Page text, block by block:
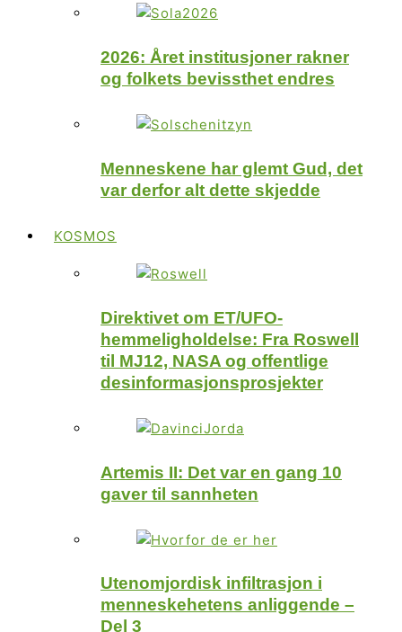
2026: Året institusjoner rakner
og folkets bevissthet endres
Menneskene har glemt Gud, det
var derfor alt dette skjedde
KOSMOS
Direktivet om ET/UFO-
hemmeligholdelse: Fra Roswell
til MJ12, NASA og offentlige
desinformasjonsprosjekter
Artemis II: Det var en gang 10
gaver til sannheten
Utenomjordisk infiltrasjon i
menneskehetens anliggende –
Del 3